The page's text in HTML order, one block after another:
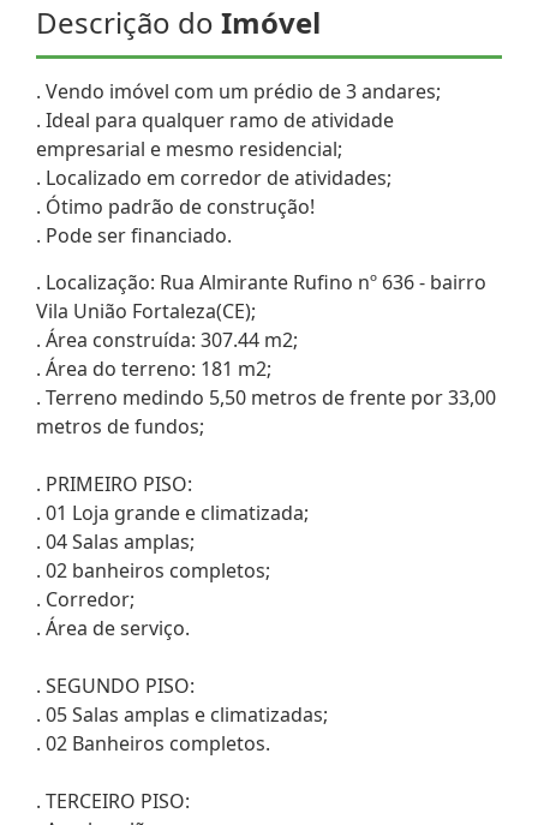
Descrição do Imóvel
. Vendo imóvel com um prédio de 3 andares;
. Ideal para qualquer ramo de atividade
empresarial e mesmo residencial;
. Localizado em corredor de atividades;
. Ótimo padrão de construção!
. Pode ser financiado.
. Localização: Rua Almirante Rufino nº 636 - bairro
Vila União Fortaleza(CE);
. Área construída: 307.44 m2;
. Área do terreno: 181 m2;
. Terreno medindo 5,50 metros de frente por 33,00
metros de fundos;
. PRIMEIRO PISO:
. 01 Loja grande e climatizada;
. 04 Salas amplas;
. 02 banheiros completos;
. Corredor;
. Área de serviço.
. SEGUNDO PISO:
. 05 Salas amplas e climatizadas;
. 02 Banheiros completos.
. TERCEIRO PISO: